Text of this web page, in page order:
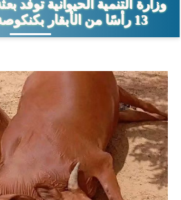
وزارة التنمية الحيوانية توفد
13 رأسًا من الأبقار بكنكوصة (إيجاز صحفي )